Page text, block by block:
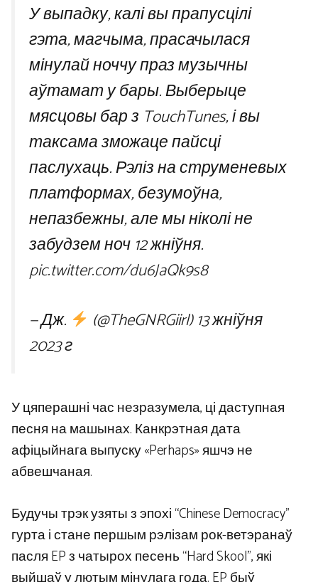
У выпадку, калі вы прапусцілі
гэта, магчыма, прасачылася
мінулай ноччу праз музычны
аўтамат у бары. Выберыце
мясцовы бар з TouchTunes, і вы
таксама зможаце пайсці
паслухаць. Рэліз на струменевых
платформах, безумоўна,
непазбежны, але мы ніколі не
забудзем ноч 12 жніўня.
pic.twitter.com/du6JaQk9s8
— Дж.
(@TheGNRGiirl)13 жніўня
2023 г
У цяперашні час незразумела, ці даступная
песня на машынах. Канкрэтная дата
афіцыйнага выпуску «Perhaps» яшчэ не
абвешчаная.
Будучы трэк узяты з эпохі “Chinese Democracy”
гурта і стане першым рэлізам рок-ветэранаў
пасля EP з чатырох песень “Hard Skool”, які